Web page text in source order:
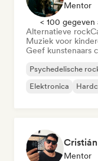
Mentor
< 100
Alternatieve rock
Muziek voor
Geef kunstenaars
Psychedelische
Elektronica
Mentor